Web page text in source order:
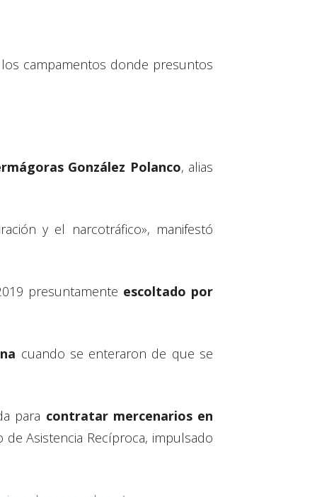
campamentos donde presuntos
González Polanco, alias
y el narcotráfico», manifestó
presuntamente escoltado por
cuando se enteraron de que se
para contratar mercenarios en
Asistencia Recíproca, impulsado